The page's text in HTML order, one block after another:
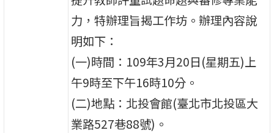
力，特辦理旨揭工作坊。辦理內容說
明如下：
(一)時間：109年3月20日(星期五)上
午9時至下午16時10分。
(二)地點：北投會館(臺北市北投區大
業路527巷88號)。